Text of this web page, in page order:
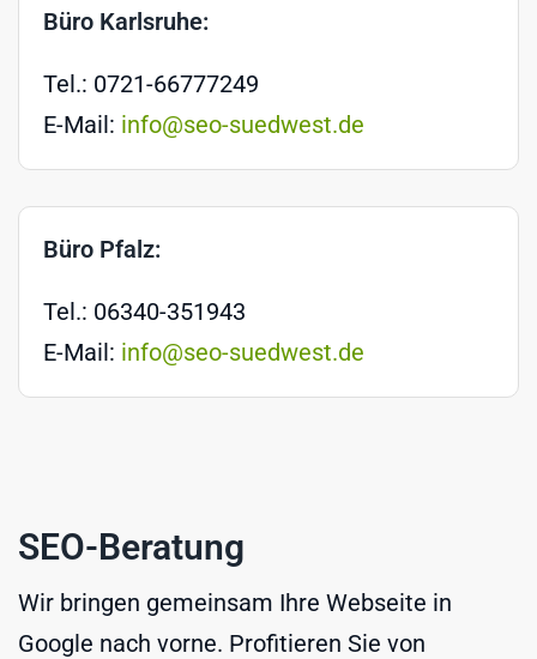
Büro Karlsruhe:
Tel.: 0721-66777249
E-Mail: info@seo-suedwest.de
Büro Pfalz:
Tel.: 06340-351943
E-Mail: info@seo-suedwest.de
SEO-Beratung
Wir bringen gemeinsam Ihre Webseite in
Google nach vorne. Profitieren Sie von